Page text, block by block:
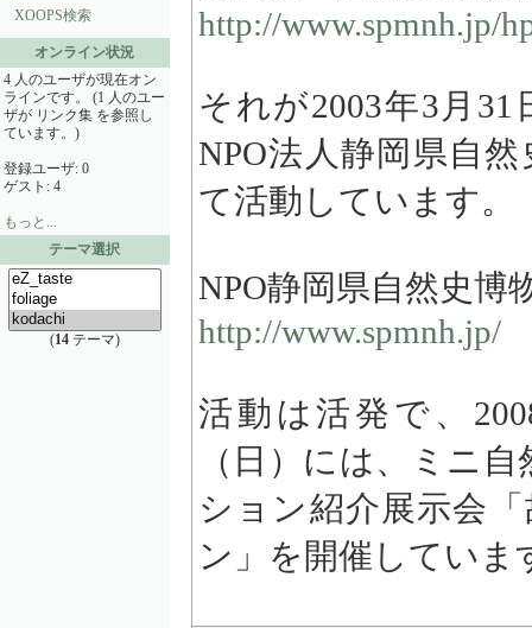
XOOPS検索
オンライン状況
4 人のユーザが現在オン
ラインです。 (1 人のユー
ザが リンク集 を参照し
ています。)
登録ユーザ: 0
ゲスト: 4
もっと...
テーマ選択
(14 テーマ)
http://www.spmnh.jp/
それが2003年3月
NPO法人静岡県自
て活動しています。
NPO静岡県自然史博
http://www.spmnh.jp/
活動は活発で、
（日）には、ミニ
ション紹介展示会
ン」を開催していま